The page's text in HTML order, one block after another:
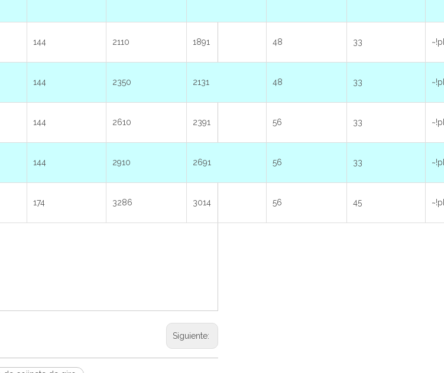
144 2110 1891 48 33
144 2350 2131 48 33
144 2610 2391 56 33
144 2910 2691 56 33
174 3286 3014 56 45
Siguiente: